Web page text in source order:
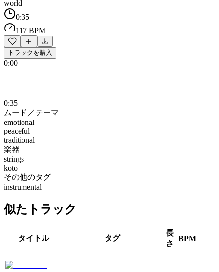
world
0:35
117 BPM
トラックを購入
0:00
0:35
ムード／テーマ
emotional
peaceful
traditional
楽器
strings
koto
その他のタグ
instrumental
似たトラック
タイトル タグ
長
さ
BPM